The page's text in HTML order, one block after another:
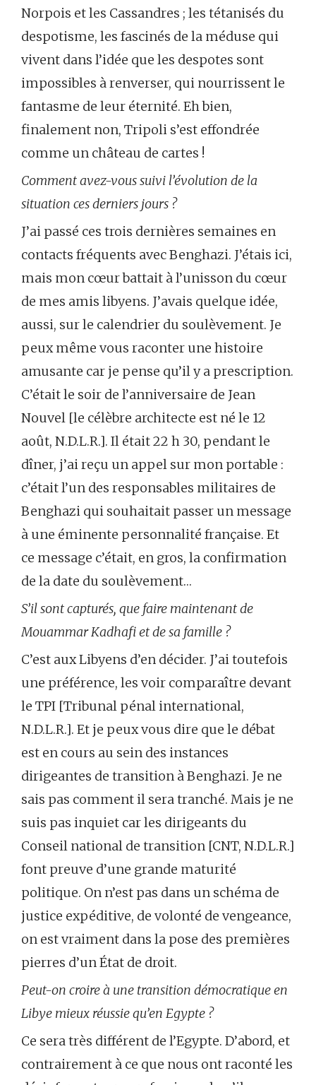
Norpois et les Cassandres ; les tétanisés du
despotisme, les fascinés de la méduse qui
vivent dans l’idée que les despotes sont
impossibles à renverser, qui nourrissent le
fantasme de leur éternité. Eh bien,
finalement non, Tripoli s’est effondrée
comme un château de cartes !
Comment avez-vous suivi l’évolution de la
situation ces derniers jours ?
J’ai passé ces trois dernières semaines en
contacts fréquents avec Benghazi. J’étais ici,
mais mon cœur battait à l’unisson du cœur
de mes amis libyens. J’avais quelque idée,
aussi, sur le calendrier du soulèvement. Je
peux même vous raconter une histoire
amusante car je pense qu’il y a prescription.
C’était le soir de l’anniversaire de Jean
Nouvel [le célèbre architecte est né le 12
août, N.D.L.R.]. Il était 22 h 30, pendant le
dîner, j’ai reçu un appel sur mon portable :
c’était l’un des responsables militaires de
Benghazi qui souhaitait passer un message
à une éminente personnalité française. Et
ce message c’était, en gros, la confirmation
de la date du soulèvement…
S’il sont capturés, que faire maintenant de
Mouammar Kadhafi et de sa famille ?
C’est aux Libyens d’en décider. J’ai toutefois
une préférence, les voir comparaître devant
le TPI [Tribunal pénal international,
N.D.L.R.]. Et je peux vous dire que le débat
est en cours au sein des instances
dirigeantes de transition à Benghazi. Je ne
sais pas comment il sera tranché. Mais je ne
suis pas inquiet car les dirigeants du
Conseil national de transition [CNT, N.D.L.R.]
font preuve d’une grande maturité
politique. On n’est pas dans un schéma de
justice expéditive, de volonté de vengeance,
on est vraiment dans la pose des premières
pierres d’un État de droit.
Peut-on croire à une transition démocratique en
Libye mieux réussie qu’en Egypte ?
Ce sera très différent de l’Egypte. D’abord, et
contrairement à ce que nous ont raconté les